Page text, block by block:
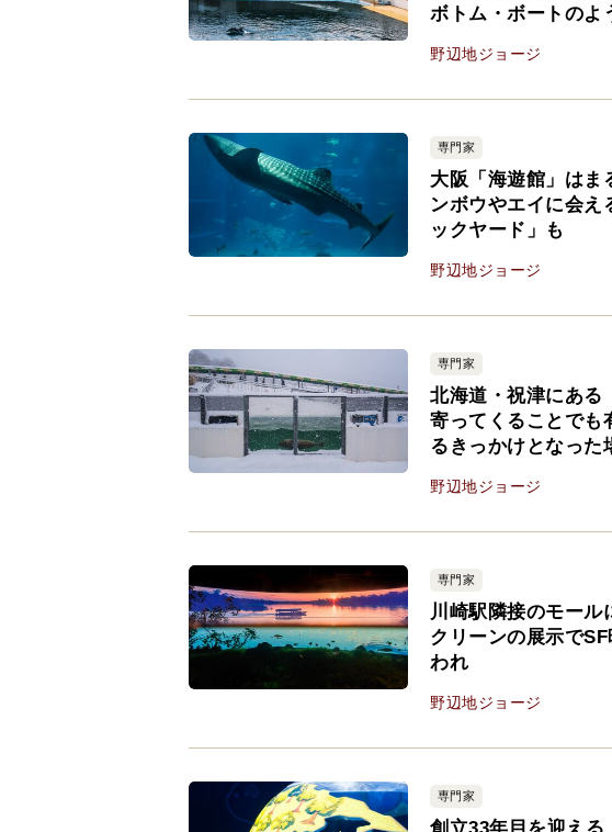
ボトム・ボートのよ
野辺地ジョージ
専門家
大阪「海遊館」はま
ンボウやエイに会え
ックヤード」も
野辺地ジョージ
専門家
北海道・祝津にある
寄ってくることでも
るきっかけとなった
野辺地ジョージ
専門家
川崎駅隣接のモール
クリーンの展示で
われ
野辺地ジョージ
専門家